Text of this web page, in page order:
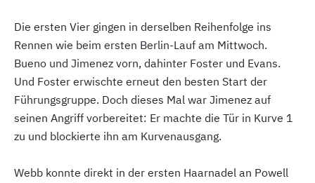
Die ersten Vier gingen in derselben Reihenfolge ins
Rennen wie beim ersten Berlin-Lauf am Mittwoch.
Bueno und Jimenez vorn, dahinter Foster und Evans.
Und Foster erwischte erneut den besten Start der
Führungsgruppe. Doch dieses Mal war Jimenez auf
seinen Angriff vorbereitet: Er machte die Tür in Kurve 1
zu und blockierte ihn am Kurvenausgang.
Webb konnte direkt in der ersten Haarnadel an Powell